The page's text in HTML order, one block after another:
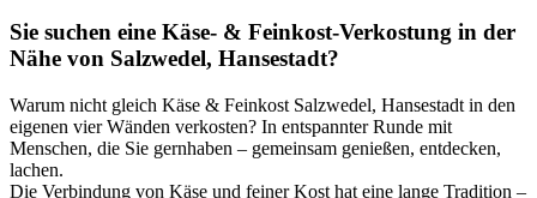
Sie suchen eine Käse- & Feinkost-Verkostung in der
Nähe von Salzwedel, Hansestadt?
Warum nicht gleich Käse & Feinkost Salzwedel, Hansestadt in den
eigenen vier Wänden verkosten? In entspannter Runde mit
Menschen, die Sie gernhaben – gemeinsam genießen, entdecken,
lachen.
Die Verbindung von Käse und feiner Kost hat eine lange Tradition –